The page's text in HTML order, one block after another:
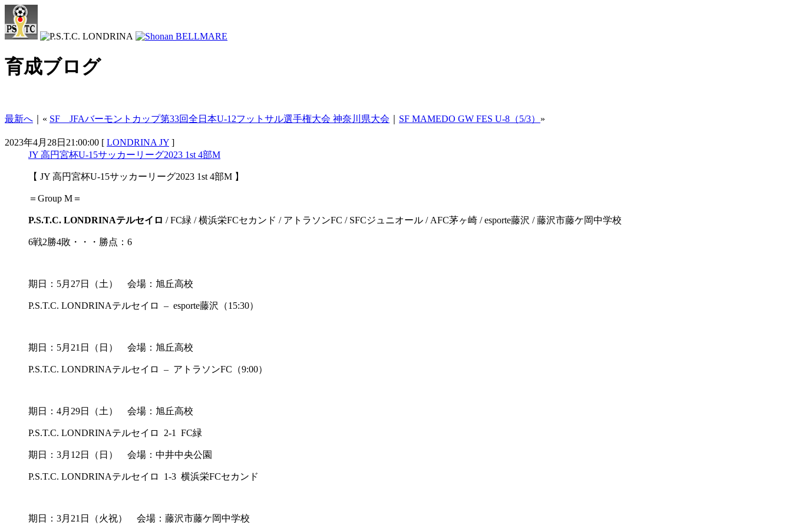
育成ブログ
最新へ ｜« SF JFAバーモントカップ第33回全日本U-12フットサル選手権大会 神奈川県大会 SF MAMEDO GW FES U-8（5/3） »
2023年4月28日21:00:00 [ LONDRINA JY ]
JY 高円宮杯U-15サッカーリーグ2023 1st 4部M
【 JY 高円宮杯U-15サッカーリーグ2023 1st 4部M 】
＝Group M＝
P.S.T.C. LONDRINAテルセイロ / FC緑 / 横浜栄FCセカンド / アトラソンFC / SFCジュニオール / AFC茅ヶ崎 / esporte藤沢 / 藤沢市藤ケ岡中学校
6戦2勝4敗・・・勝点：6
期日：5月27日（土） 会場：旭丘高校
P.S.T.C. LONDRINAテルセイロ – esporte藤沢（15:30）
期日：5月21日（日） 会場：旭丘高校
P.S.T.C. LONDRINAテルセイロ – アトラソンFC（9:00）
期日：4月29日（土） 会場：旭丘高校
P.S.T.C. LONDRINAテルセイロ 2-1 FC緑
期日：3月12日（日） 会場：中井中央公園
P.S.T.C. LONDRINAテルセイロ 1-3 横浜栄FCセカンド
期日：3月21日（火祝） 会場：藤沢市藤ケ岡中学校